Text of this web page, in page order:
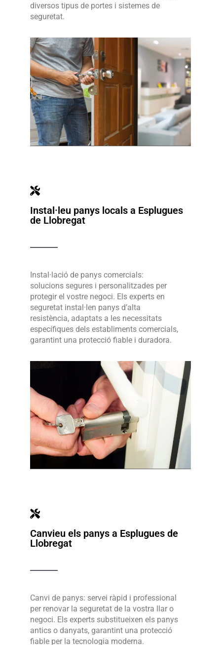
diversos tipus de portes i sistemes de
seguretat.
Instal·leu panys locals a Esplugues
de Llobregat
Instal·lació de panys comercials:
solucions segures i personalitzades per
protegir el vostre negoci. Els experts en
seguretat instal·len panys d’alta
resistència, adaptats a les necessitats
específiques dels establiments comercials,
garantint una protecció fiable i duradora.
Canvieu els panys a Esplugues de
Llobregat
Canvi de panys: servei ràpid i professional
per renovar la seguretat de la vostra llar o
negoci. Els experts substitueixen els panys
antics o danyats, garantint una protecció
fiable per la tecnologia moderna.